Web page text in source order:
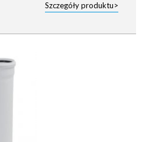
Szczegóły produktu>